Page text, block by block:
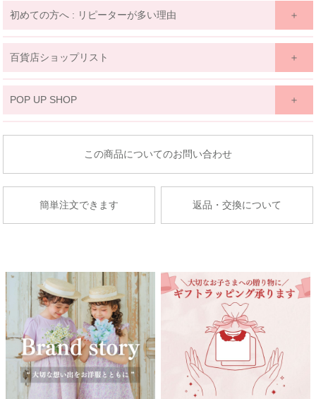
初めての方へ : リピーターが多い理由
百貨店ショップリスト
東京都多摩市関戸1-10-1
京王百貨店聖蹟桜ケ丘店７Fベビー・子供服売場
店舗詳細へ
中部
名古屋栄 三越
POP UP SHOP
東北
【開催期間】
関東
東武百貨店 船橋店
子供服売場
【開催期間】
2026.08.1 ～ 2026.08.31
商品についてのお問い合わせ
簡単注文できます 返品・交換について